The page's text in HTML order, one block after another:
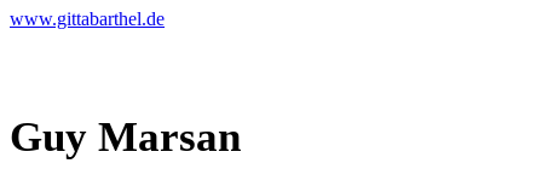
www.gittabarthel.de
Guy Marsan